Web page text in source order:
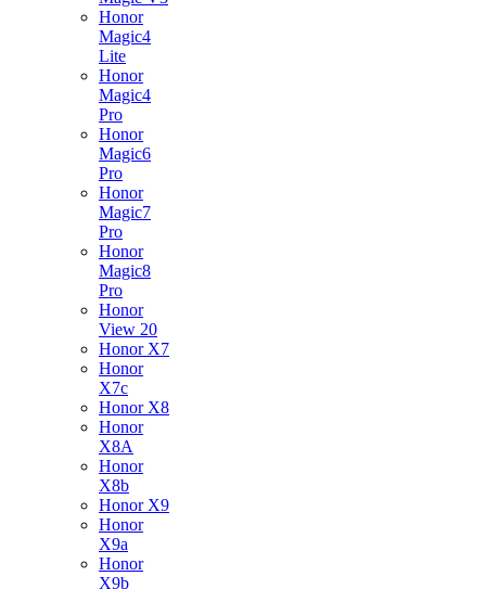
Honor
Magic4
Lite
Honor
Magic4
Pro
Honor
Magic6
Pro
Honor
Magic7
Pro
Honor
Magic8
Pro
Honor
View 20
Honor X7
Honor
X7c
Honor X8
Honor
X8A
Honor
X8b
Honor X9
Honor
X9a
Honor
X9b